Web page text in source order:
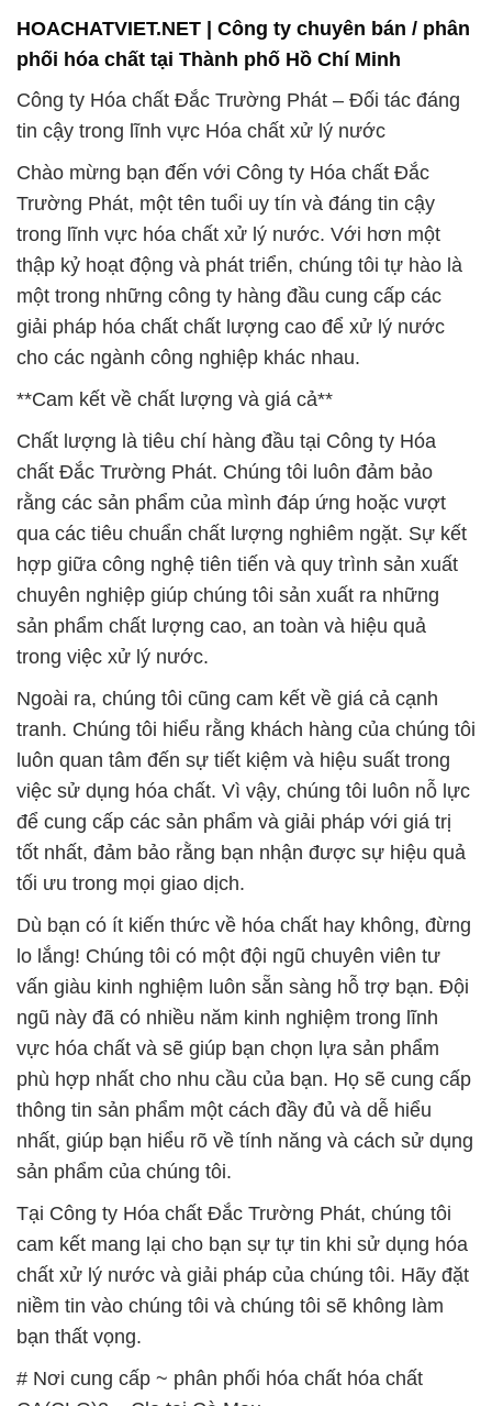
HOACHATVIET.NET | Công ty chuyên bán / phân
phối hóa chất tại Thành phố Hồ Chí Minh
Công ty Hóa chất Đắc Trường Phát – Đối tác đáng
tin cậy trong lĩnh vực Hóa chất xử lý nước
Chào mừng bạn đến với Công ty Hóa chất Đắc
Trường Phát, một tên tuổi uy tín và đáng tin cậy
trong lĩnh vực hóa chất xử lý nước. Với hơn một
thập kỷ hoạt động và phát triển, chúng tôi tự hào là
một trong những công ty hàng đầu cung cấp các
giải pháp hóa chất chất lượng cao để xử lý nước
cho các ngành công nghiệp khác nhau.
**Cam kết về chất lượng và giá cả**
Chất lượng là tiêu chí hàng đầu tại Công ty Hóa
chất Đắc Trường Phát. Chúng tôi luôn đảm bảo
rằng các sản phẩm của mình đáp ứng hoặc vượt
qua các tiêu chuẩn chất lượng nghiêm ngặt. Sự kết
hợp giữa công nghệ tiên tiến và quy trình sản xuất
chuyên nghiệp giúp chúng tôi sản xuất ra những
sản phẩm chất lượng cao, an toàn và hiệu quả
trong việc xử lý nước.
Ngoài ra, chúng tôi cũng cam kết về giá cả cạnh
tranh. Chúng tôi hiểu rằng khách hàng của chúng tôi
luôn quan tâm đến sự tiết kiệm và hiệu suất trong
việc sử dụng hóa chất. Vì vậy, chúng tôi luôn nỗ lực
để cung cấp các sản phẩm và giải pháp với giá trị
tốt nhất, đảm bảo rằng bạn nhận được sự hiệu quả
tối ưu trong mọi giao dịch.
Dù bạn có ít kiến thức về hóa chất hay không, đừng
lo lắng! Chúng tôi có một đội ngũ chuyên viên tư
vấn giàu kinh nghiệm luôn sẵn sàng hỗ trợ bạn. Đội
ngũ này đã có nhiều năm kinh nghiệm trong lĩnh
vực hóa chất và sẽ giúp bạn chọn lựa sản phẩm
phù hợp nhất cho nhu cầu của bạn. Họ sẽ cung cấp
thông tin sản phẩm một cách đầy đủ và dễ hiểu
nhất, giúp bạn hiểu rõ về tính năng và cách sử dụng
sản phẩm của chúng tôi.
Tại Công ty Hóa chất Đắc Trường Phát, chúng tôi
cam kết mang lại cho bạn sự tự tin khi sử dụng hóa
chất xử lý nước và giải pháp của chúng tôi. Hãy đặt
niềm tin vào chúng tôi và chúng tôi sẽ không làm
bạn thất vọng.
# Nơi cung cấp ~ phân phối hóa chất hóa chất